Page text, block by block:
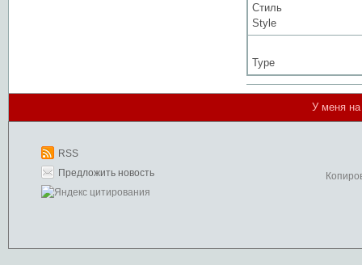
Стиль
Style
Type
У меня на
RSS
Предложить новость